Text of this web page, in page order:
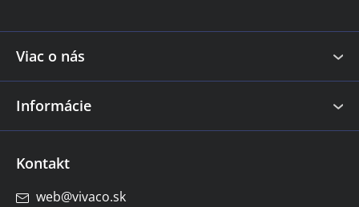
i
i
Viac o nás
Informácie
Kontakt
web@vivaco.sk